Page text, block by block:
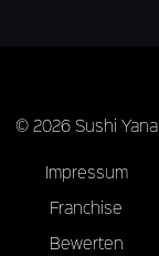
© 2026 Sushi Yana
Impressum
Franchise
Bewerten